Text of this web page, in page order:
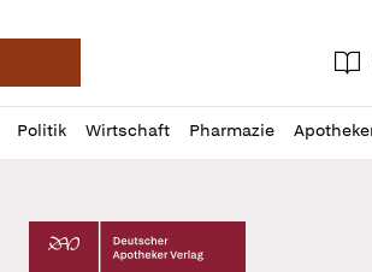
Deutsche Apotheker Zeitung
Aktuelle
login
Politik Wirtschaft Pharmazie
Profil
öffnen
Daz
Pur
Deutscher Apotheker Verlag Logo